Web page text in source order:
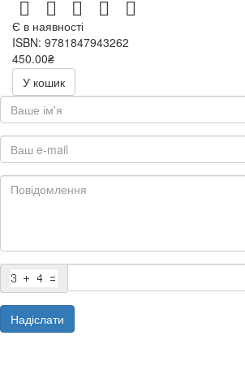
Є в наявності
ISBN: 9781847943262
450.00₴
У кошик
Надіслати